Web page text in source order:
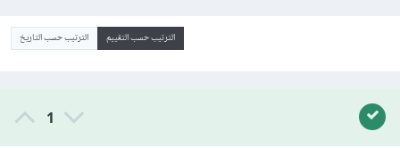
الترتيب حسب التقييم الترتيب حسب التاريخ
1